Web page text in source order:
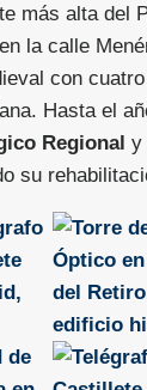
más alta del
la calle
con
Hasta el
Regional y
su